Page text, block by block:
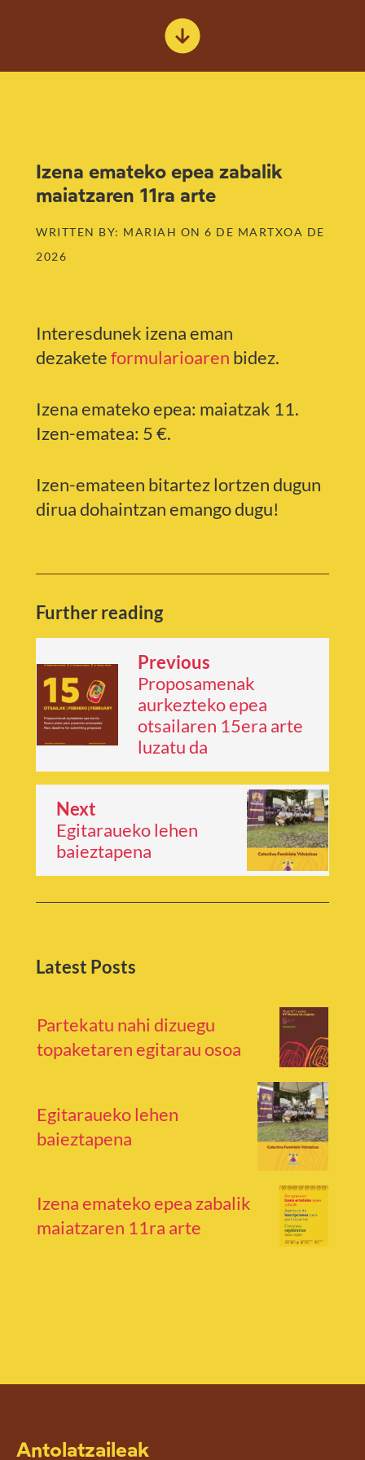
Izena emateko epea zabalik
maiatzaren 11ra arte
WRITTEN BY: MARIAH ON 6 DE MARTXOA DE
2026
Interesdunek izena eman
dezaketeformularioaren bidez.
Izena emateko epea: maiatzak 11.
Izen-ematea: 5 €.
Izen-emateen bitartez lortzen dugun
dirua dohaintzan emango dugu!
Further reading
Previous
Proposamenak
aurkezteko epea
otsailaren 15era arte
luzatu da
Next
Egitaraueko lehen
baieztapena
Latest Posts
Partekatu nahi dizuegu
topaketaren egitarau osoa
Egitaraueko lehen
baieztapena
Izena emateko epea zabalik
maiatzaren 11ra arte
Antolatzaileak